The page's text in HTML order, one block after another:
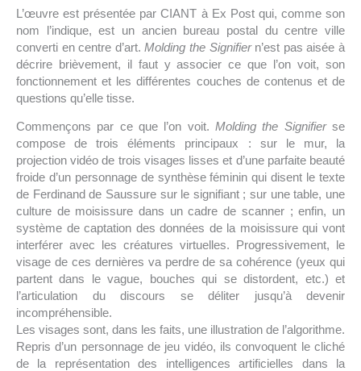
L’œuvre est présentée par CIANT à Ex Post qui, comme son
nom l’indique, est un ancien bureau postal du centre ville
converti en centre d’art.Molding the Signifiern’est pas aisée à
décrire brièvement, il faut y associer ce que l’on voit, son
fonctionnement et les différentes couches de contenus et de
questions qu’elle tisse.
Commençons par ce que l’on voit. Molding the Signifierse
compose de trois éléments principaux : sur le mur, la
projection vidéo de trois visages lisses et d’une parfaite beauté
froide d’un personnage de synthèse féminin qui disent le texte
de Ferdinand de Saussure sur le signifiant ; sur une table, une
culture de moisissure dans un cadre de scanner ; enfin, un
système de captation des données de la moisissure qui vont
interférer avec les créatures virtuelles. Progressivement, le
visage de ces dernières va perdre de sa cohérence (yeux qui
partent dans le vague, bouches qui se distordent, etc.) et
l’articulation du discours se déliter jusqu’à devenir
incompréhensible.
Les visages sont, dans les faits, une illustration de l’algorithme.
Repris d’un personnage de jeu vidéo, ils convoquent le cliché
de la représentation des intelligences artificielles dans la